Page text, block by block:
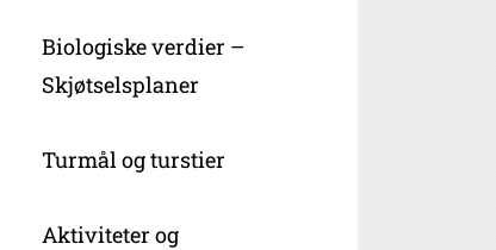
Biologiske verdier –
Skjøtselsplaner
Turmål og turstier
Aktiviteter og